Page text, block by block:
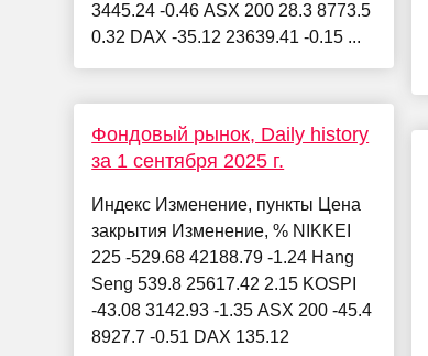
3445.24 -0.46 ASX 200 28.3 8773.5
0.32 DAX -35.12 23639.41 -0.15 ...
Фондовый рынок, Daily history
за 1 сентября 2025 г.
Индекс Изменение, пункты Цена
закрытия Изменение, % NIKKEI
225 -529.68 42188.79 -1.24 Hang
Seng 539.8 25617.42 2.15 KOSPI
-43.08 3142.93 -1.35 ASX 200 -45.4
8927.7 -0.51 DAX 135.12